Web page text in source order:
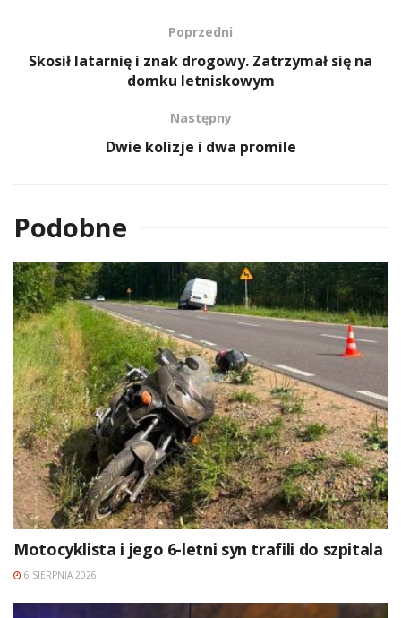
Poprzedni
Skosił latarnię i znak drogowy. Zatrzymał się na
domku letniskowym
Następny
Dwie kolizje i dwa promile
Podobne
Motocyklista i jego 6-letni syn trafili do szpitala
6 SIERPNIA 2026